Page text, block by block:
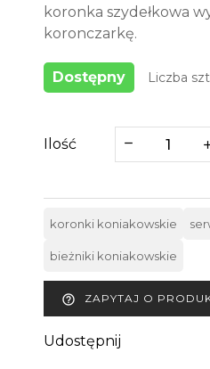
koronka szydełkowa
koronczarkę.
Dostępny Liczba
Ilość
koronki koniakowskie
bieżniki koniakowskie
help_outline ZAPYTAJ O
Udostępnij